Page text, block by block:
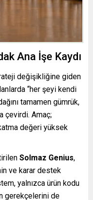
Ana İşe Kaydı
değişikliğine giden
“her şeyi kendi
tamamen gümrük,
çevirdi. Amaç;
değeri yüksek
Solmaz Genius,
ve karar destek
yalnızca ürün kodu
gerekçelerini de